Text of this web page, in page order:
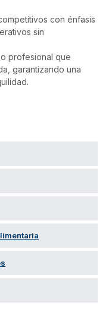
con énfasis
sin
profesional que
garantizando una